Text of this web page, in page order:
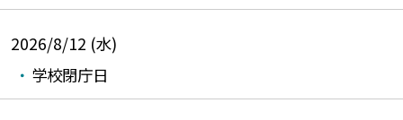
2026/8/12 (水)
学校閉庁日